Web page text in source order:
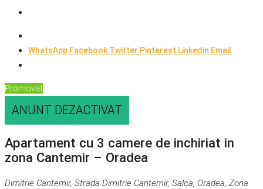
WhatsApp FacebookTwitter Pinterest Linkedin Email
Promovat
ANUNT DEZACTIVAT
Apartament cu 3 camere de inchiriat in
zona Cantemir – Oradea
Dimitrie Cantemir, Strada Dimitrie Cantemir, Salca, Oradea, Zona